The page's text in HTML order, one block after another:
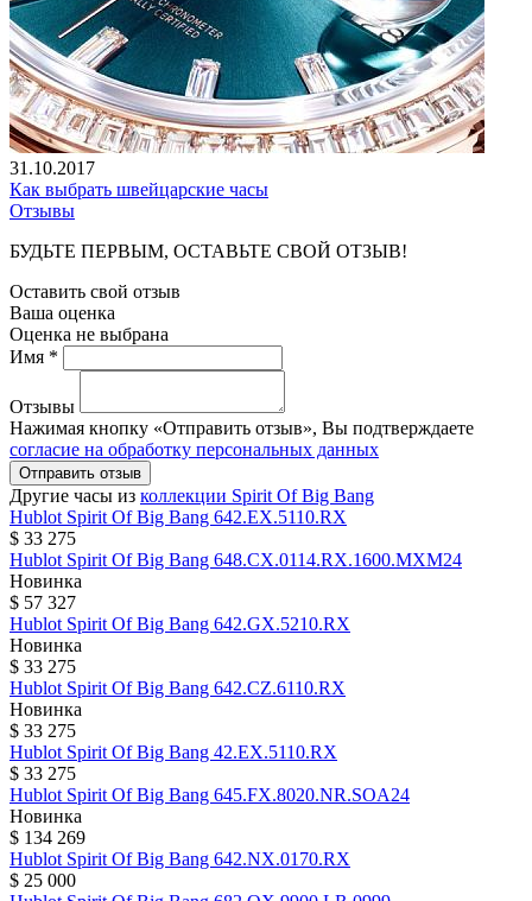
31.10.2017
Как выбрать швейцарские часы
Отзывы
БУДЬТЕ ПЕРВЫМ, ОСТАВЬТЕ СВОЙ ОТЗЫВ!
Оставить свой отзыв
Ваша оценка
Оценка не выбрана
Имя *
Отзывы
Нажимая кнопку «Отправить отзыв», Вы подтверждаете
согласие на обработку персональных данных
Отправить отзыв
Другие часы из коллекции Spirit Of Big Bang
Hublot Spirit Of Big Bang 642.EX.5110.RX
$ 33 275
Hublot Spirit Of Big Bang 648.CX.0114.RX.1600.MXM24
Новинка
$ 57 327
Hublot Spirit Of Big Bang 642.GX.5210.RX
Новинка
$ 33 275
Hublot Spirit Of Big Bang 642.CZ.6110.RX
Новинка
$ 33 275
Hublot Spirit Of Big Bang 42.EX.5110.RX
$ 33 275
Hublot Spirit Of Big Bang 645.FX.8020.NR.SOA24
Новинка
$ 134 269
Hublot Spirit Of Big Bang 642.NX.0170.RX
$ 25 000